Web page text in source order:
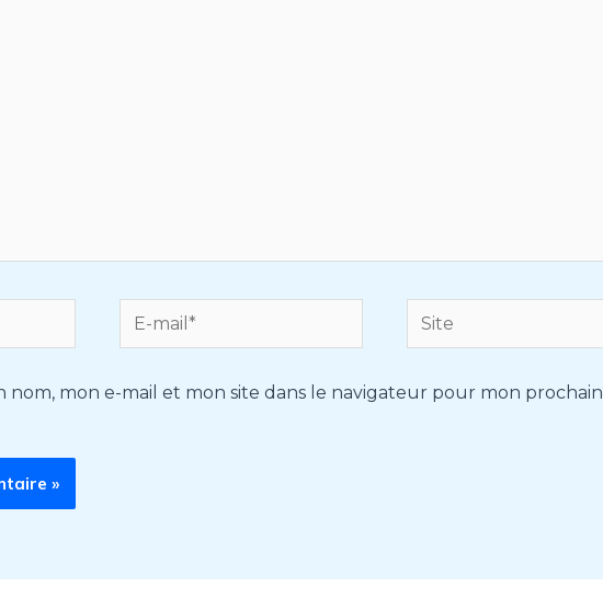
E-
mail*
Site
nom, mon e-mail et mon site dans le navigateur pour mon prochain